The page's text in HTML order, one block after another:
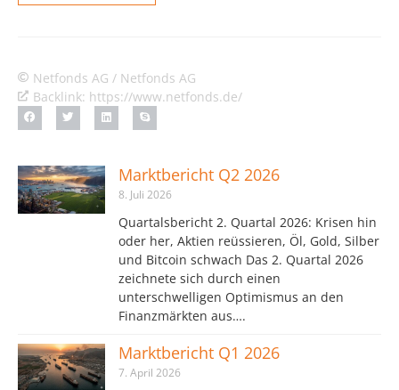
Netfonds AG / Netfonds AG
Backlink: https://www.netfonds.de/
Marktbericht Q2 2026
8. Juli 2026
Quartalsbericht 2. Quartal 2026: Krisen hin
oder her, Aktien reüssieren, Öl, Gold, Silber
und Bitcoin schwach Das 2. Quartal 2026
zeichnete sich durch einen
unterschwelligen Optimismus an den
Finanzmärkten aus….
Marktbericht Q1 2026
7. April 2026